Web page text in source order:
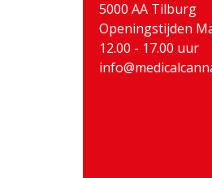
5000 AA Tilburg
Openingstijden
12.00 - 17.00 uur